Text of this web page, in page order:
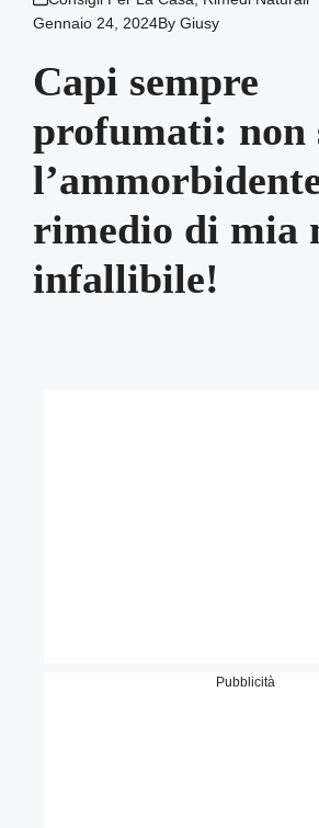
Gennaio 24, 2024ByGiusy
Capi sempre
profumati: non
rimedio di mia
infallibile!
Pubblicità